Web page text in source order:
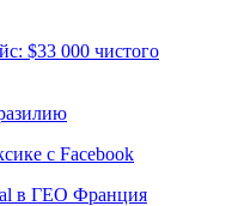
$33 000 чистого
с Facebook
в ГЕО Франция